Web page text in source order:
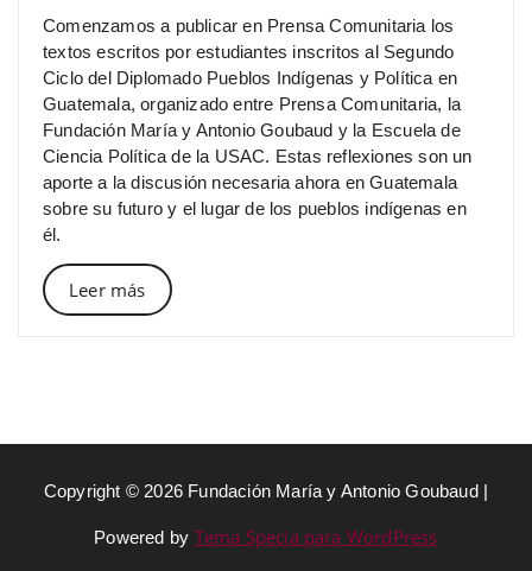
Comenzamos a publicar en Prensa Comunitaria los
textos escritos por estudiantes inscritos al Segundo
Ciclo del Diplomado Pueblos Indígenas y Política en
Guatemala, organizado entre Prensa Comunitaria, la
Fundación María y Antonio Goubaud y la Escuela de
Ciencia Política de la USAC. Estas reflexiones son un
aporte a la discusión necesaria ahora en Guatemala
sobre su futuro y el lugar de los pueblos indígenas en
él.
Leer más
Copyright © 2026 Fundación María y Antonio Goubaud |
Powered by Tema Specia para WordPress